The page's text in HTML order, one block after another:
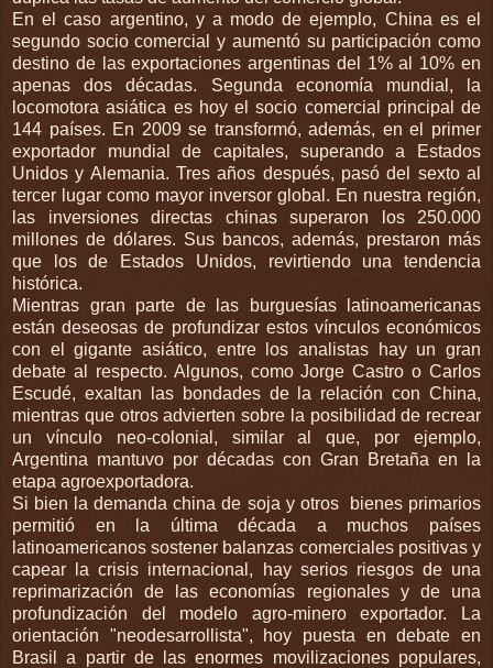
En el caso argentino, y a modo de ejemplo, China es el
segundo socio comercial y aumentó su participación como
destino de las exportaciones argentinas del 1% al 10% en
apenas dos décadas. Segunda economía mundial, la
locomotora asiática es hoy el socio comercial principal de
144 países. En 2009 se transformó, además, en el primer
exportador mundial de capitales, superando a Estados
Unidos y Alemania. Tres años después, pasó del sexto al
tercer lugar como mayor inversor global. En nuestra región,
las inversiones directas chinas superaron los 250.000
millones de dólares. Sus bancos, además, prestaron más
que los de Estados Unidos, revirtiendo una tendencia
histórica.
Mientras gran parte de las burguesías latinoamericanas
están deseosas de profundizar estos vínculos económicos
con el gigante asiático, entre los analistas hay un gran
debate al respecto. Algunos, como Jorge Castro o Carlos
Escudé, exaltan las bondades de la relación con China,
mientras que otros advierten sobre la posibilidad de recrear
un vínculo neo-colonial, similar al que, por ejemplo,
Argentina mantuvo por décadas con Gran Bretaña en la
etapa agroexportadora.
Si bien la demanda china de soja y otros bienes primarios
permitió en la última década a muchos países
latinoamericanos sostener balanzas comerciales positivas y
capear la crisis internacional, hay serios riesgos de una
reprimarización de las economías regionales y de una
profundización del modelo agro-minero exportador. La
orientación "neodesarrollista", hoy puesta en debate en
Brasil a partir de las enormes movilizaciones populares,